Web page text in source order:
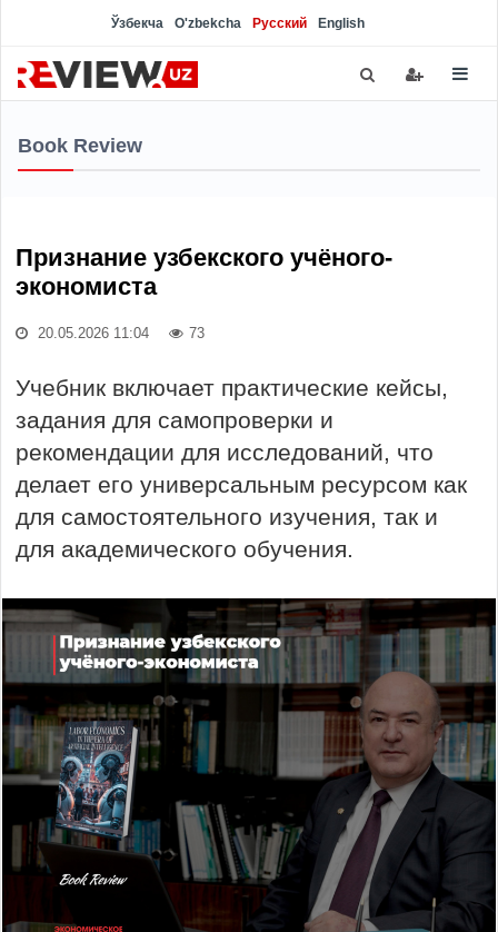
Ўзбекча O'zbekcha Русский English
Book Review
Признание узбекского учёного-
экономиста
20.05.2026 11:04 73
Учебник включает практические кейсы,
задания для самопроверки и
рекомендации для исследований, что
делает его универсальным ресурсом как
для самостоятельного изучения, так и
для академического обучения.